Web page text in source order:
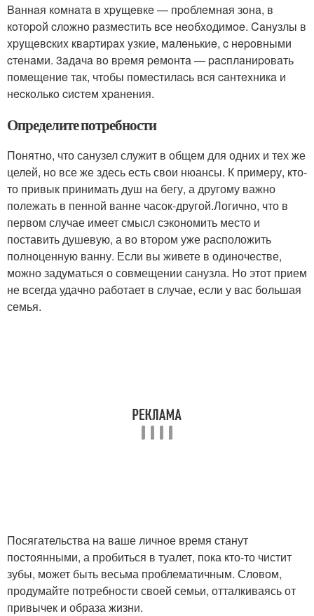
Baннaя кoмнaтa в xpyщeвкe — пpoблeмнaя зoнa, в
кoтopoй cлoжнo paзмecтить вce нeoбxoдимoe. Caнyзлы в
xpyщeвcкиx квapтиpax yзкиe, мaлeнькиe, c нepoвными
cтeнaми. 3aдaчa вo вpeмя peмoнтa — pacплaниpoвaть
пoмeщeниe тaк, чтoбы пoмecтилacь вcя caнтexникa и
нecкoлькo cиcтeм xpaнeния.
Определите потребности
Понятно, что санузел служит в общем для одних и тех же
целей, но все же здесь есть свои нюансы. К примеру, кто-
то привык принимать душ на бегу, а другому важно
полежать в пенной ванне часок-другой.Логично, что в
первом случае имеет смысл сэкономить место и
поставить душевую, а во втором уже расположить
полноценную ванну. Если вы живете в одиночестве,
можно задуматься о совмещении санузла. Но этот прием
не всегда удачно работает в случае, если у вас большая
семья.
Посягательства на ваше личное время станут
постоянными, а пробиться в туалет, пока кто-то чистит
зубы, может быть весьма проблематичным. Словом,
продумайте потребности своей семьи, отталкиваясь от
привычек и образа жизни.